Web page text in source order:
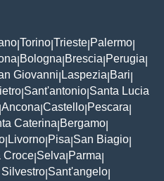
Torino Trieste Palermo
Bologna Brescia Perugia
Giovanni Laspezia Bari
Sant'antonio Santa Lucia
Ancona Castello Pescara
Caterina Bergamo
Livorno Pisa San Biagio
Croce Selva Parma
Sant'angelo